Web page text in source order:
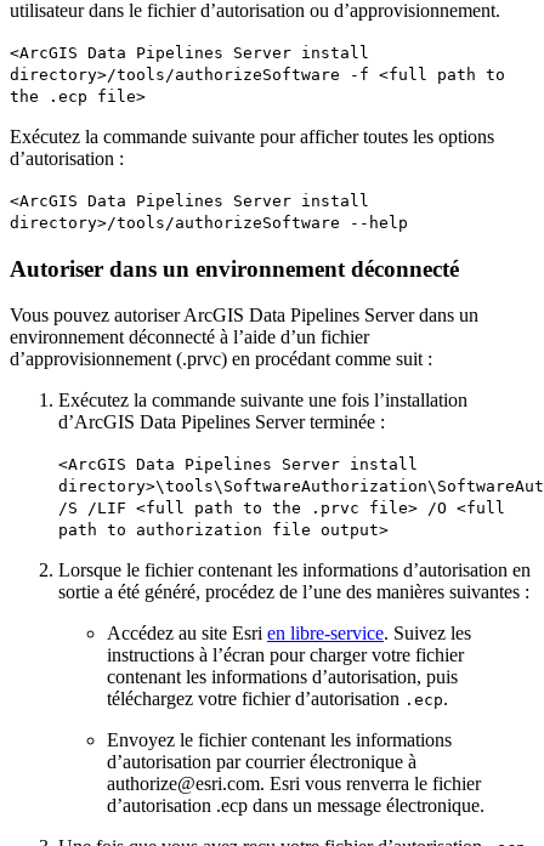
utilisateur dans le fichier d’autorisation ou d’approvisionnement.
<ArcGIS Data Pipelines Server install
directory>/tools/authorizeSoftware -f <full path to
the .ecp file>
Exécutez la commande suivante pour afficher toutes les options
d’autorisation :
<ArcGIS Data Pipelines Server install
directory>/tools/authorizeSoftware --help
Autoriser dans un environnement déconnecté
Vous pouvez autoriser ArcGIS Data Pipelines Server dans un
environnement déconnecté à l’aide d’un fichier
d’approvisionnement (.prvc) en procédant comme suit :
Exécutez la commande suivante une fois l’installation
d’ArcGIS Data Pipelines Server terminée :
<ArcGIS Data Pipelines Server install
/S /LIF <full path to the .prvc file> /O <full
path to authorization file output>
Lorsque le fichier contenant les informations d’autorisation en
sortie a été généré, procédez de l’une des manières suivantes :
Accédez au site Esri en libre-service. Suivez les
instructions à l’écran pour charger votre fichier
contenant les informations d’autorisation, puis
téléchargez votre fichier d’autorisation .ecp.
Envoyez le fichier contenant les informations
d’autorisation par courrier électronique à
authorize@esri.com. Esri vous renverra le fichier
d’autorisation .ecp dans un message électronique.